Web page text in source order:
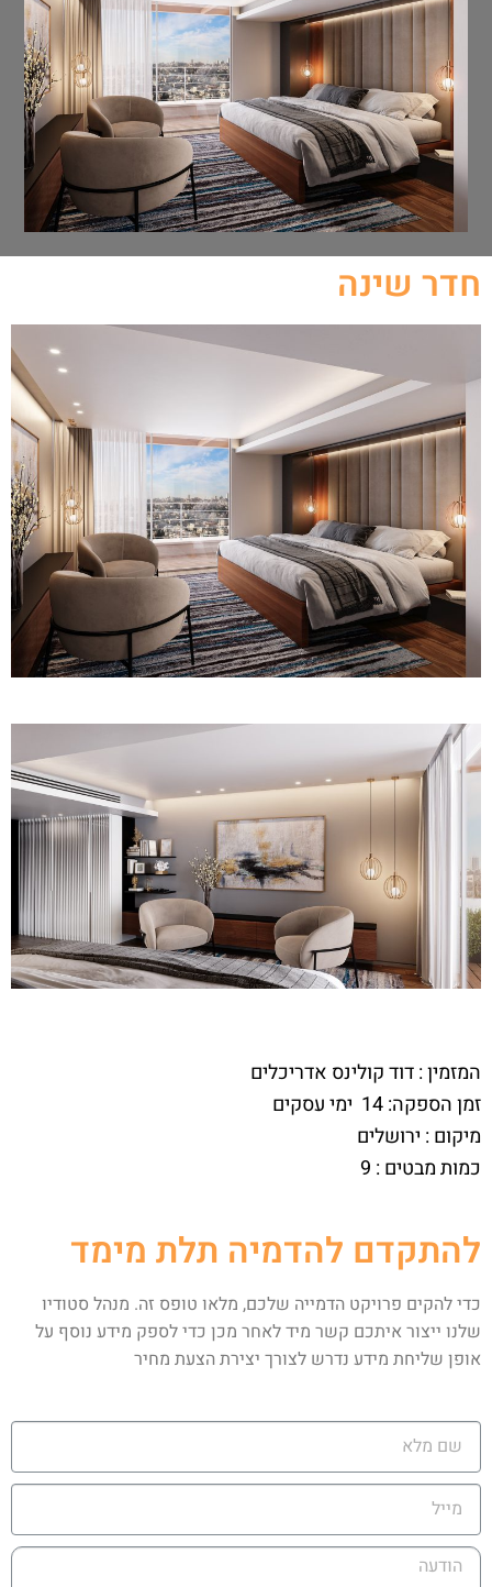
חדר שינה
המזמין : דוד קולינס אדריכלים
זמן הספקה: 14 ימי עסקים
מיקום : ירושלים
כמות מבטים : 9
להתקדם להדמיה תלת מימד
כדי להקים פרויקט הדמייה שלכם, מלאו טופס זה. מנהל סטודיו
שלנו ייצור איתכם קשר מיד לאחר מכן כדי לספק מידע נוסף על
אופן שליחת מידע נדרש לצורך יצירת הצעת מחיר